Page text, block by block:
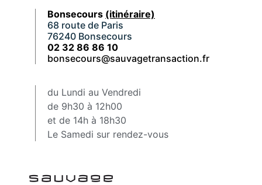
Bonsecours (itinéraire)
68 route de Paris
76240 Bonsecours
02 32 86 86 10
bonsecours@sauvagetransaction.fr
du Lundi au Vendredi
de 9h30 à 12h00
et de 14h à 18h30
Le Samedi sur rendez-vous